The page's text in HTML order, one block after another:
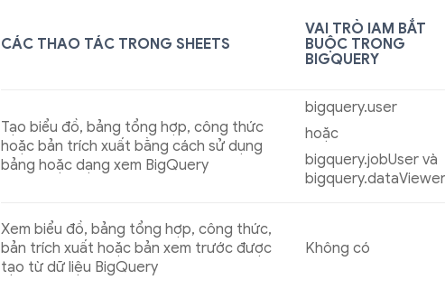
CÁC THAO TÁC TRONG SHEETS
VAI TRÒ IAM BẮT
BUỘC TRONG
BIGQUERY
Tạo biểu đồ, bảng tổng hợp, công thức
hoặc bản trích xuất bằng cách sử dụng
bảng hoặc dạng xem BigQuery
bigquery.user
hoặc
bigquery.jobUser và
bigquery.dataViewer
Xem biểu đồ, bảng tổng hợp, công thức,
bản trích xuất hoặc bản xem trước được
tạo từ dữ liệu BigQuery
Không có